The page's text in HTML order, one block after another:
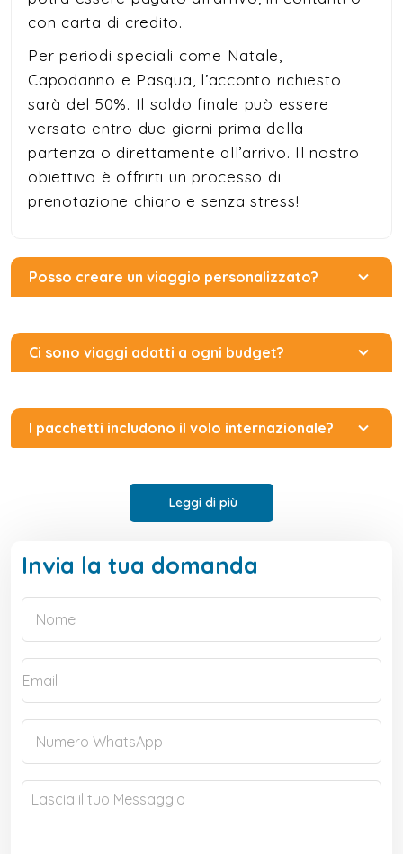
con carta di credito.
Per periodi speciali come Natale,
Capodanno e Pasqua, l’acconto richiesto
sarà del 50%. Il saldo finale può essere
versato entro due giorni prima della
partenza o direttamente all’arrivo. Il nostro
obiettivo è offrirti un processo di
prenotazione chiaro e senza stress!
Posso creare un viaggio personalizzato?
Ci sono viaggi adatti a ogni budget?
I pacchetti includono il volo internazionale?
Leggi di più
Invia la tua domanda